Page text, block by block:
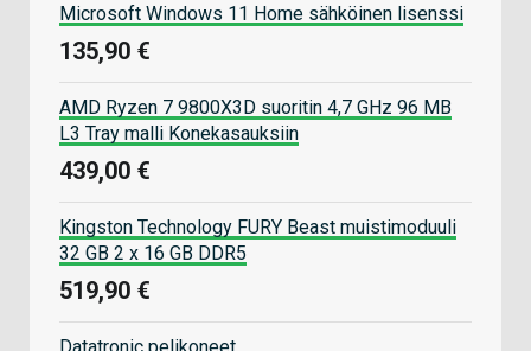
Microsoft Windows 11 Home sähköinen lisenssi
135,90 €
AMD Ryzen 7 9800X3D suoritin 4,7 GHz 96 MB
L3 Tray malli Konekasauksiin
439,00 €
Kingston Technology FURY Beast muistimoduuli
32 GB 2 x 16 GB DDR5
519,90 €